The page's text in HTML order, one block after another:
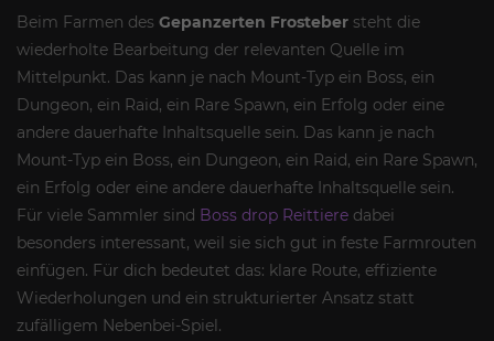
Beim Farmen des Gepanzerten Frosteber steht die
wiederholte Bearbeitung der relevanten Quelle im
Mittelpunkt. Das kann je nach Mount-Typ ein Boss, ein
Dungeon, ein Raid, ein Rare Spawn, ein Erfolg oder eine
andere dauerhafte Inhaltsquelle sein. Das kann je nach
Mount-Typ ein Boss, ein Dungeon, ein Raid, ein Rare Spawn,
ein Erfolg oder eine andere dauerhafte Inhaltsquelle sein.
Für viele Sammler sind Boss drop Reittiere dabei
besonders interessant, weil sie sich gut in feste Farmrouten
einfügen. Für dich bedeutet das: klare Route, effiziente
Wiederholungen und ein strukturierter Ansatz statt
zufälligem Nebenbei-Spiel.